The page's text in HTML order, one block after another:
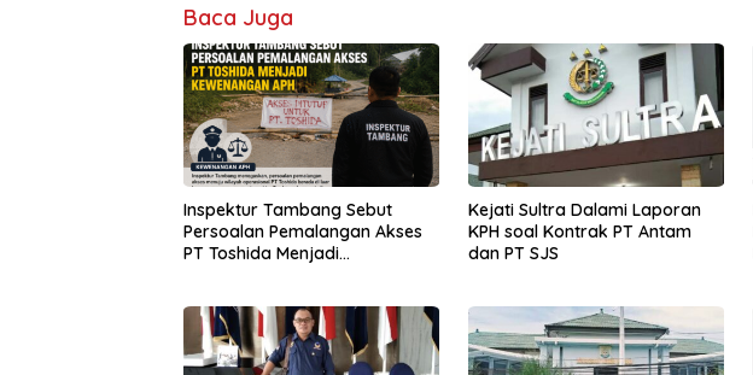
Baca Juga
Inspektur Tambang Sebut
Persoalan Pemalangan Akses
PT Toshida Menjadi
Kejati Sultra Dalami Laporan
KPH soal Kontrak PT Antam
dan PT SJS